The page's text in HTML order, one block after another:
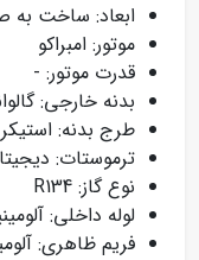
ابعاد: ساخت
موتور: امبراکو
قدرت موتور: -
بدنه خارجی:
طرج بدنه:
ترموستات:
نوع گاز: R134
لوله داخلی:
فریم ظاهری: